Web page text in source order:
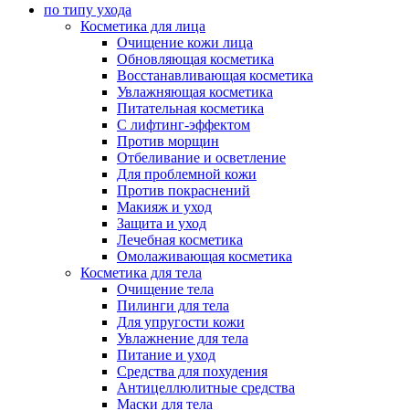
по типу ухода
Косметика для лица
Очищение кожи лица
Обновляющая косметика
Восстанавливающая косметика
Увлажняющая косметика
Питательная косметика
С лифтинг-эффектом
Против морщин
Отбеливание и осветление
Для проблемной кожи
Против покраснений
Макияж и уход
Защита и уход
Лечебная косметика
Омолаживающая косметика
Косметика для тела
Очищение тела
Пилинги для тела
Для упругости кожи
Увлажнение для тела
Питание и уход
Средства для похудения
Антицеллюлитные средства
Маски для тела